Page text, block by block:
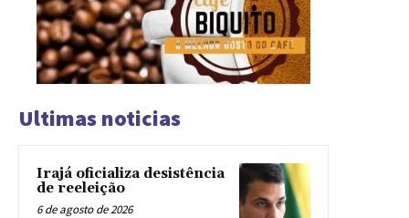
Ultimas noticias
Irajá oficializa desistência
de reeleição
6 de agosto de 2026